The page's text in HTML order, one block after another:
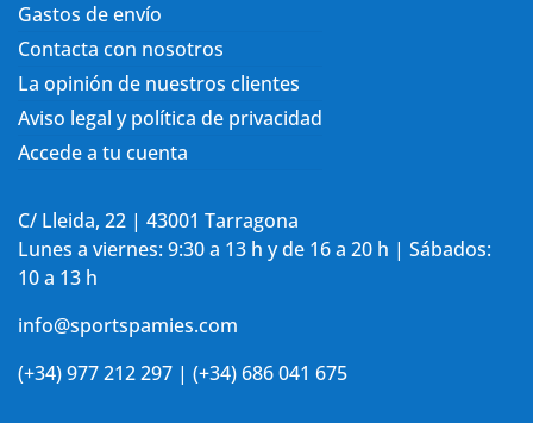
Gastos de envío
Contacta con nosotros
La opinión de nuestros clientes
Aviso legal y política de privacidad
Accede a tu cuenta
C/ Lleida, 22 | 43001 Tarragona
Lunes a viernes: 9:30 a 13 h y de 16 a 20 h | Sábados:
10 a 13 h
info@sportspamies.com
(+34) 977 212 297 | (+34) 686 041 675